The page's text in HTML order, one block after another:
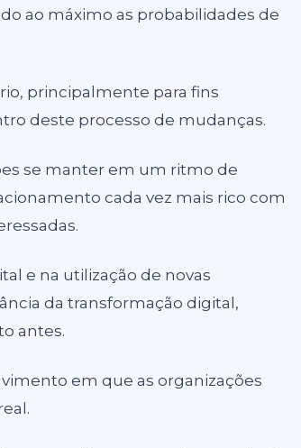
ao máximo as probabilidades de
principalmente para fins
deste processo de mudanças.
se manter em um ritmo de
cada vez mais rico com
e na utilização de novas
da transformação digital,
antes.
em que as organizações